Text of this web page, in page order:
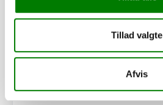
Tillad valgte
Afvis
Vinkelbeslag
128,00kr.ekskl. moms
Afhentning og forsendelse